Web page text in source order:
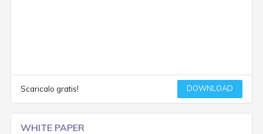
Scaricalo gratis! DOWNLOAD
WHITE PAPER